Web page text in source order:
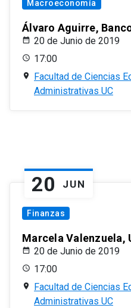
Macroeconomía
Álvaro Aguirre,
20 de Junio de 2019
17:00
Facultad de Ciencias
Administrativas UC
20 JUN
Finanzas
Marcela Valenzuela,
20 de Junio de 2019
17:00
Facultad de Ciencias
Administrativas UC